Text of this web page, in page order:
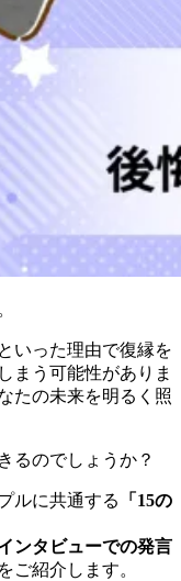
いった理由で復縁を
まう可能性がありま
たの未来を明るく照
るのでしょうか？
ルに共通する
「15の
ンタビューでの発言
をご紹介します。